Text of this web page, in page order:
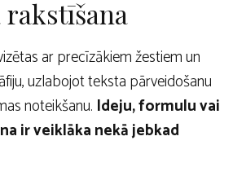
ar precīzākiem žestiem un
uzlabojot teksta pārveidošanu
noteikšanu. Ideju, formulu vai
ir veiklāka nekā jebkad